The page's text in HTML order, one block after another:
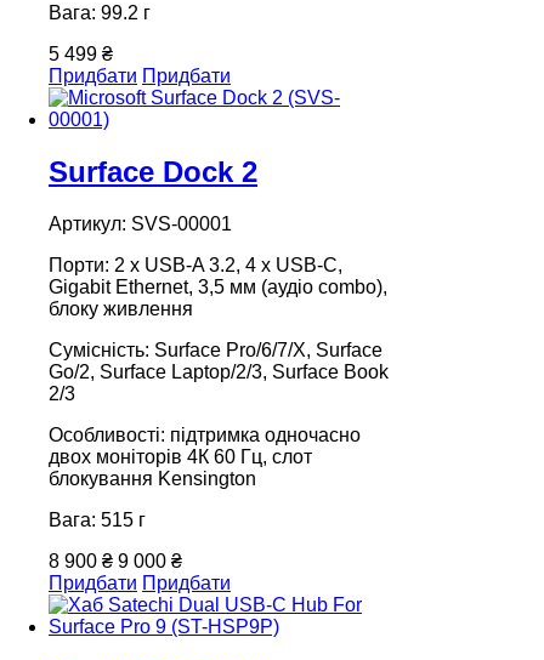
Вага: 99.2 г
5 499 ₴
Придбати Придбати
Surface Dock 2
Артикул: SVS-00001
Порти: 2 х USB-A 3.2, 4 x USB-C,
Gigabit Ethernet, 3,5 мм (аудіо combo),
блоку живлення
Сумісність: Surface Pro/6/7/Х, Surface
Go/2, Surface Laptop/2/3, Surface Book
2/3
Особливості: підтримка одночасно
двох моніторів 4К 60 Гц, слот
блокування Kensington
Вага: 515 г
8 900 ₴ 9 000 ₴
Придбати Придбати